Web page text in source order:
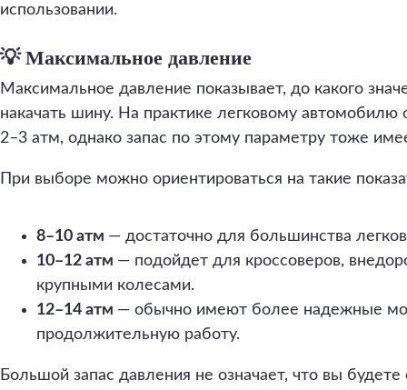
использовании.
💡 Максимальное давление
Максимальное давление показывает, до какого
накачать шину. На практике легковому автомобилю
2–3 атм, однако запас по этому параметру тоже
При выборе можно ориентироваться на такие
8–10 атм — достаточно для большинства
10–12 атм — подойдет для кроссоверов,
крупными колесами.
12–14 атм — обычно имеют более надежные
продолжительную работу.
Большой запас давления не означает, что вы будете